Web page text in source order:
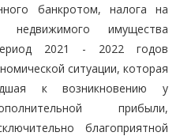
банкротом, налога на
недвижимого имущества
2021 - 2022 годов
ситуации, которая
к возникновению у
прибыли,
благоприятной